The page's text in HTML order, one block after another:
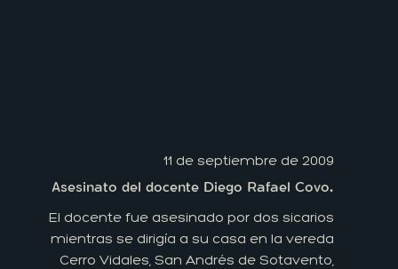
11 de septiembre de 2009
Asesinato del docente Diego Rafael Covo.
El docente fue asesinado por dos sicarios
mientras se dirigía a su casa en la vereda
Cerro Vidales, San Andrés de Sotavento,